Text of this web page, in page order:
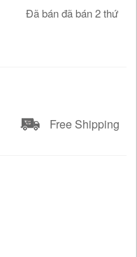
Đã bán đã bán 2 thứ
Free Shipping